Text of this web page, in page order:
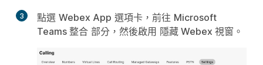
3 點選 Webex App 選項卡，前往 Microsoft
Teams 整合 部分，然後啟用 隱藏 Webex 視窗 。